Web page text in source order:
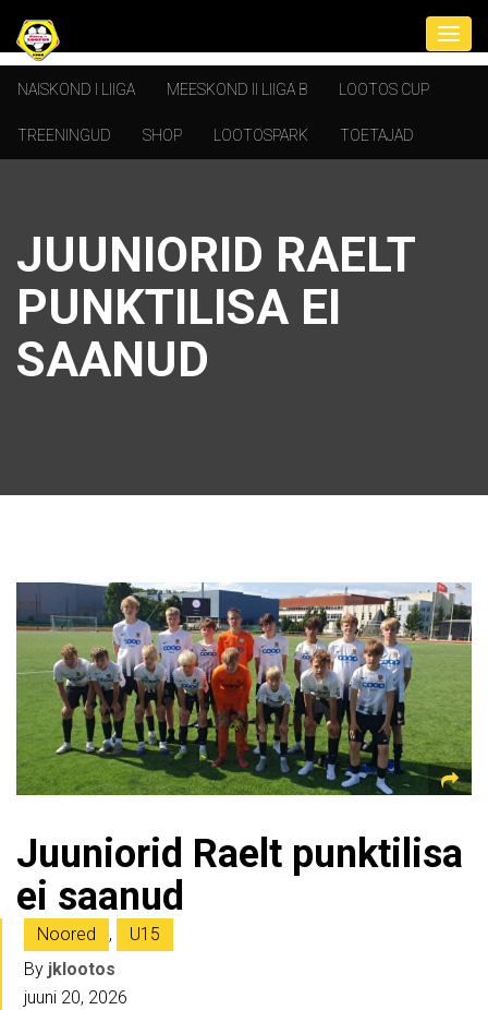
NAISKOND I LIIGA MEESKOND II LIIGA B LOOTOS CUP
TREENINGUD SHOP LOOTOSPARK TOETAJAD
JUUNIORID RAELT
PUNKTILISA EI
SAANUD
Juuniorid Raelt punktilisa
ei saanud
Noored ,
U15
By jklootos
juuni 20, 2026